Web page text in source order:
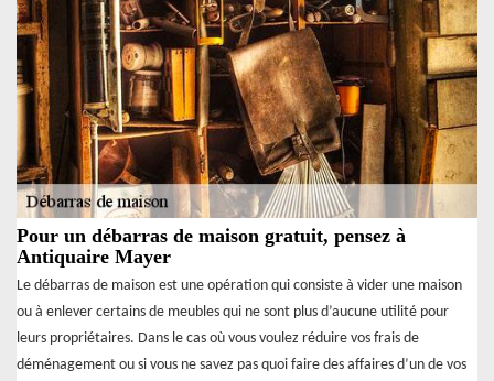
Pour un débarras de maison gratuit, pensez à
Antiquaire Mayer
Le débarras de maison est une opération qui consiste à vider une maison
ou à enlever certains de meubles qui ne sont plus d’aucune utilité pour
leurs propriétaires. Dans le cas où vous voulez réduire vos frais de
déménagement ou si vous ne savez pas quoi faire des affaires d’un de vos